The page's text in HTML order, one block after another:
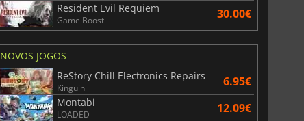
Resident Evil Requiem
Game Boost 30.00€
NOVOS JOGOS
ReStory Chill Electronics Repairs
Kinguin 6.95€
Montabi
LOADED 12.09€